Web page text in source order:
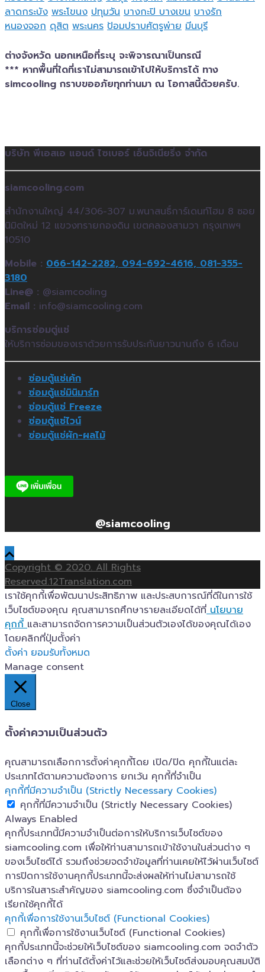
ลาดกระบัง พระโขนง ปทุมวัน บางกะปิ บางเขน บางรัก
หนองจอก ดุสิต พระนคร ป้อมปราบศัตรูพ่าย มีนบุรี
ต่างจังหวัด นอกเหนือที่ระบุ จะพิจารณาเป็นกรณี
*** หากพื้นที่ใดที่เราไม่สามารถเข้าไปให้บริการได้ ทาง
simcooling กราบขออภัยทุกท่านมา ณ โอกาสนี้ด้วยครับ.
บริษัท พีเอสเอ แอนด์ ไซเบอร์ เอ็นจิเนียริ่ง จำกัด
siamcooling.com
สำนักงานใหญ่ 44/306-307 ม.พนาสนธิ์การ์เดนท์โฮม 8 ซอย
นิมิตใหม่ 12 แขวงทรายกองดิน เขตคลองสามวา กรุงเทพฯ
10510
Mobile : 066-142-2282,094-692-4616, 081-355-
3180
Line@ : @siamcooling
Email : info@siamcooling.com
บริการซ่อมตู่แช่
ให้บริการซ่อมของเราด้วยการรับประกันยาวนานถึง 6 เดือน
ซ่อมตู้แช่เค้ก
ซ่อมตู้แช่มินิมาร์ท
ซ่อมตู้แช่ Freeze
ซ่อมตู้แช่ไวน์
ซ่อมตู้แช่ผัก-ผลไม้
@siamcooling
Copyright © 2020. All Rights
Reserved.12Translation.com
เราใช้คุกกี้เพื่อพัฒนาประสิทธิภาพ และประสบการณ์ที่ดีในการใช้
เว็บไซต์ของคุณ คุณสามารถศึกษารายละเอียดได้ที่นโยบาย
คุกกี้และสามารถจัดการความเป็นส่วนตัวเองได้ของคุณได้เอง
โดยคลิกที่ปุ่มตั้งค่า
ตั้งค่า ยอมรับทั้งหมด
Manage consent
Close
ตั้งค่าความเป็นส่วนตัว
คุณสามารถเลือกการตั้งค่าคุกกี้โดย เปิด/ปิด คุกกี้ในแต่ละ
ประเภทได้ตามความต้องการ ยกเว้น คุกกี้ที่จำเป็น
คุกกี้ที่มีความจำเป็น (Strictly Necessary Cookies)
คุกกี้ที่มีความจำเป็น (Strictly Necessary Cookies)
Always Enabled
คุกกี้ประเภทนี้มีความจำเป็นต่อการให้บริการเว็บไซต์ของ
siamcooling.com เพื่อให้ท่านสามารถเข้าใช้งานในส่วนต่าง ๆ
ของเว็บไซต์ได้ รวมถึงช่วยจดจำข้อมูลที่ท่านเคยให้ไว้ผ่านเว็บไซต์
การปิดการใช้งานคุกกี้ประเภทนี้จะส่งผลให้ท่านไม่สามารถใช้
บริการในสาระสำคัญของ siamcooling.com ซึ่งจำเป็นต้อง
เรียกใช้คุกกี้ได้
คุกกี้เพื่อการใช้งานเว็บไซต์ (Functional Cookies)
คุกกี้เพื่อการใช้งานเว็บไซต์ (Functional Cookies)
คุกกี้ประเภทนี้จะช่วยให้เว็บไซต์ของ siamcooling.com จดจำตัว
เลือกต่าง ๆ ที่ท่านได้ตั้งค่าไว้และช่วยให้เว็บไซต์ส่งมอบคุณสมบัติ